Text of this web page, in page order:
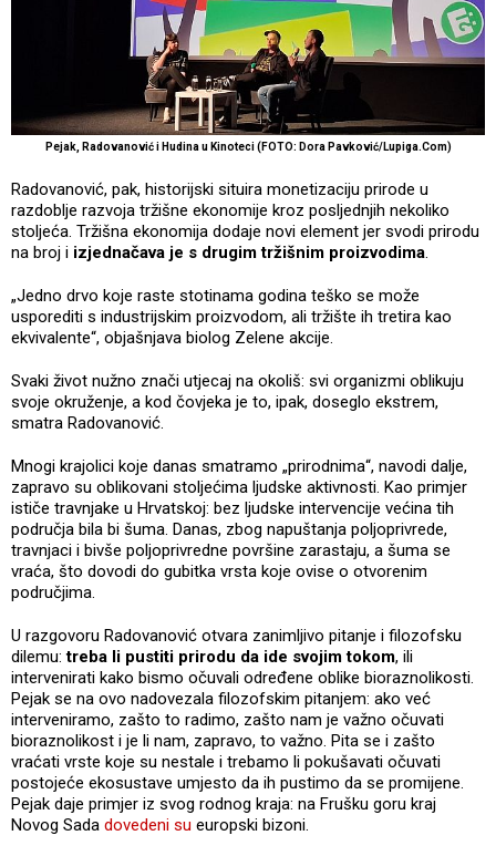
Pejak, Radovanović i Hudina u Kinoteci (FOTO: Dora Pavković/Lupiga.Com)
Radovanović, pak, historijski situira monetizaciju prirode u
razdoblje razvoja tržišne ekonomije kroz posljednjih nekoliko
stoljeća. Tržišna ekonomija dodaje novi element jer svodi prirodu
na broj i izjednačava je s drugim tržišnim proizvodima.
„Jedno drvo koje raste stotinama godina teško se može
usporediti s industrijskim proizvodom, ali tržište ih tretira kao
ekvivalente“, objašnjava biolog Zelene akcije.
Svaki život nužno znači utjecaj na okoliš: svi organizmi oblikuju
svoje okruženje, a kod čovjeka je to, ipak, doseglo ekstrem,
smatra Radovanović.
Mnogi krajolici koje danas smatramo „prirodnima“, navodi dalje,
zapravo su oblikovani stoljećima ljudske aktivnosti. Kao primjer
ističe travnjake u Hrvatskoj: bez ljudske intervencije većina tih
područja bila bi šuma. Danas, zbog napuštanja poljoprivrede,
travnjaci i bivše poljoprivredne površine zarastaju, a šuma se
vraća, što dovodi do gubitka vrsta koje ovise o otvorenim
područjima.
U razgovoru Radovanović otvara zanimljivo pitanje i filozofsku
dilemu:treba li pustiti prirodu da ide svojim tokom, ili
intervenirati kako bismo očuvali određene oblike bioraznolikosti.
Pejak se na ovo nadovezala filozofskim pitanjem: ako već
interveniramo, zašto to radimo, zašto nam je važno očuvati
bioraznolikost i je li nam, zapravo, to važno. Pita se i zašto
vraćati vrste koje su nestale i trebamo li pokušavati očuvati
postojeće ekosustave umjesto da ih pustimo da se promijene.
Pejak daje primjer iz svog rodnog kraja: na Frušku goru kraj
Novog Sada dovedeni su europski bizoni.